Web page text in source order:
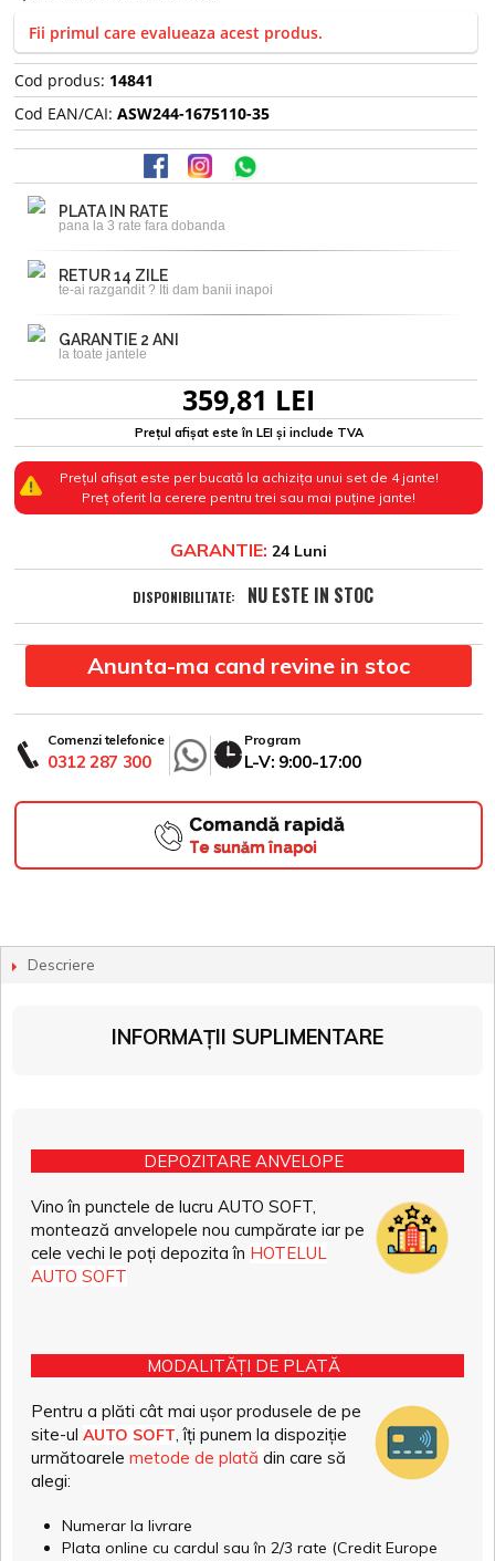
Fii primul care evalueaza acest produs.
Cod produs: 14841
Cod EAN/CAI: ASW244-1675110-35
PLATA IN RATE
pana la 3 rate fara dobanda
RETUR 14 ZILE
te-ai razgandit ? Iti dam banii inapoi
GARANTIE 2 ANI
la toate jantele
359,81 LEI
Prețul afișat este în LEI și include TVA
Prețul afișat este per bucată la achizița unui set de 4 jante!
Preț oferit la cerere pentru trei sau mai puține jante!
GARANTIE: 24 Luni
DISPONIBILITATE: NU ESTE IN STOC
Anunta-ma cand revine in stoc
Comenzi telefonice
0312 287 300
Program
L-V: 9:00-17:00
Comandă rapidă
Te sunăm înapoi
Descriere
INFORMAȚII SUPLIMENTARE
DEPOZITARE ANVELOPE
Vino în punctele de lucru AUTO SOFT,
montează anvelopele nou cumpărate iar pe
cele vechi le poți depozita în HOTELUL
AUTO SOFT
MODALITĂȚI DE PLATĂ
Pentru a plăti cât mai ușor produsele de pe
site-ul AUTO SOFT, îți punem la dispoziție
următoarele metode de plată din care să
alegi:
Numerar la livrare
Plata online cu cardul sau în 2/3 rate (Credit Europe